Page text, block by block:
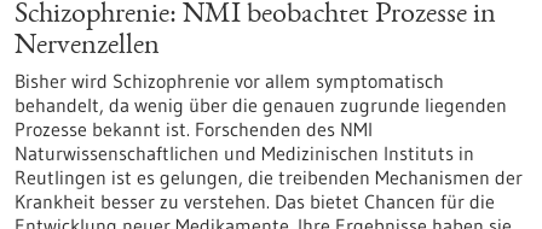
Schizophrenie: NMI beobachtet Prozesse in
Nervenzellen
Bisher wird Schizophrenie vor allem symptomatisch
behandelt, da wenig über die genauen zugrunde liegenden
Prozesse bekannt ist. Forschenden des NMI
Naturwissenschaftlichen und Medizinischen Instituts in
Reutlingen ist es gelungen, die treibenden Mechanismen der
Krankheit besser zu verstehen. Das bietet Chancen für die